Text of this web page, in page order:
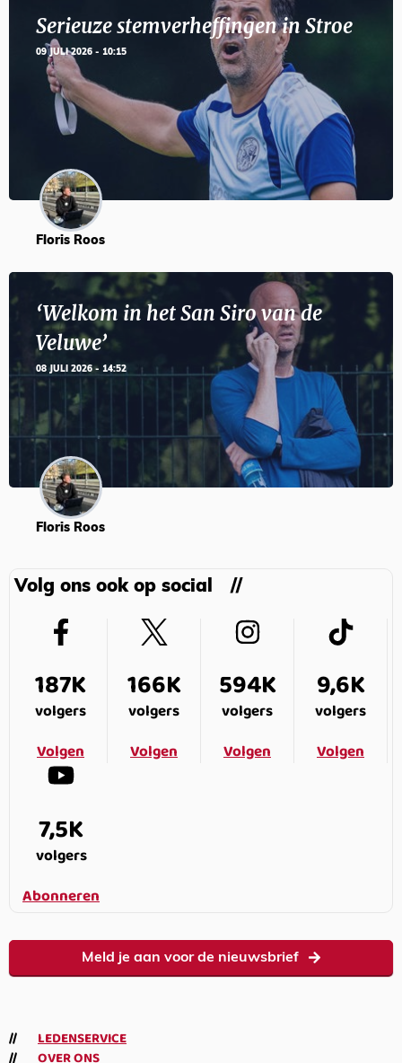
Serieuze stemverheffingen in Stroe
09 JULI 2026 - 10:15
Floris Roos
‘Welkom in het San Siro van de
Veluwe’
08 JULI 2026 - 14:52
Floris Roos
Volg ons ook op social
187K
volgers
Volgen
166K
volgers
Volgen
594K
volgers
Volgen
9,6K
volgers
Volgen
7,5K
volgers
Abonneren
Meld je aan voor de nieuwsbrief
LEDENSERVICE
OVER ONS